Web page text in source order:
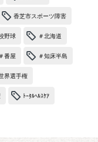
香芝市スポーツ障害
野球 ＃北海道
＃番屋 ＃知床半島
界選手権
ﾄｰﾀﾙﾍﾙｽｹｱ